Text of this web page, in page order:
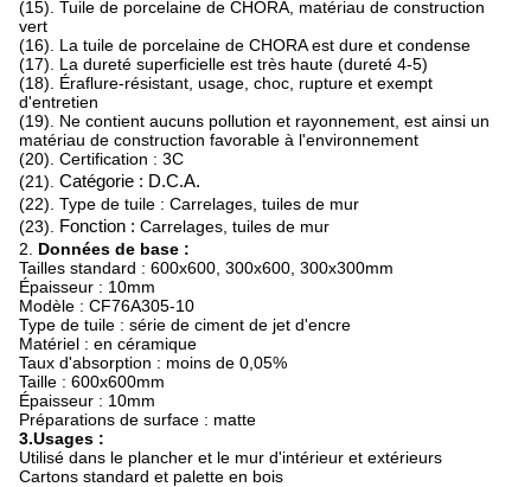
(15). Tuile de porcelaine de CHORA, matériau de construction
vert
(16). La tuile de porcelaine de CHORA est dure et condense
(17). La dureté superficielle est très haute (dureté 4-5)
(18). Éraflure-résistant, usage, choc, rupture et exempt
d'entretien
(19). Ne contient aucuns pollution et rayonnement, est ainsi un
matériau de construction favorable à l'environnement
(20). Certification : 3C
(21). Catégorie : D.C.A.
(22). Type de tuile : Carrelages, tuiles de mur
(23).
Fonction : Carrelages, tuiles de mur
2. Données de base :
Tailles standard : 600x600, 300x600, 300x300mm
Épaisseur : 10mm
Modèle : CF76A305-10
Type de tuile : série de ciment de jet d'encre
Matériel : en céramique
Taux d'absorption : moins de 0,05%
Taille : 600x600mm
Épaisseur : 10mm
Préparations de surface : matte
3.Usages :
Utilisé dans le plancher et le mur d'intérieur et extérieurs
Cartons standard et palette en bois